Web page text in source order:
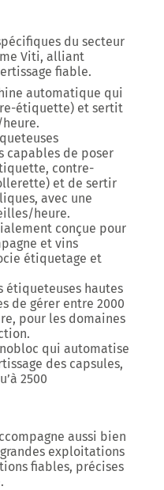
du secteur
Viti, alliant
fiable.
automatique qui
étiquette) et sertit
.
capables de poser
contre-
et de sertir
avec une
heure.
conçue pour
et vins
étiquetage et
étiqueteuses hautes
de gérer entre 2000
, pour les domaines
qui automatise
des capsules,
2500
aussi bien
grandes exploitations
fiables, précises